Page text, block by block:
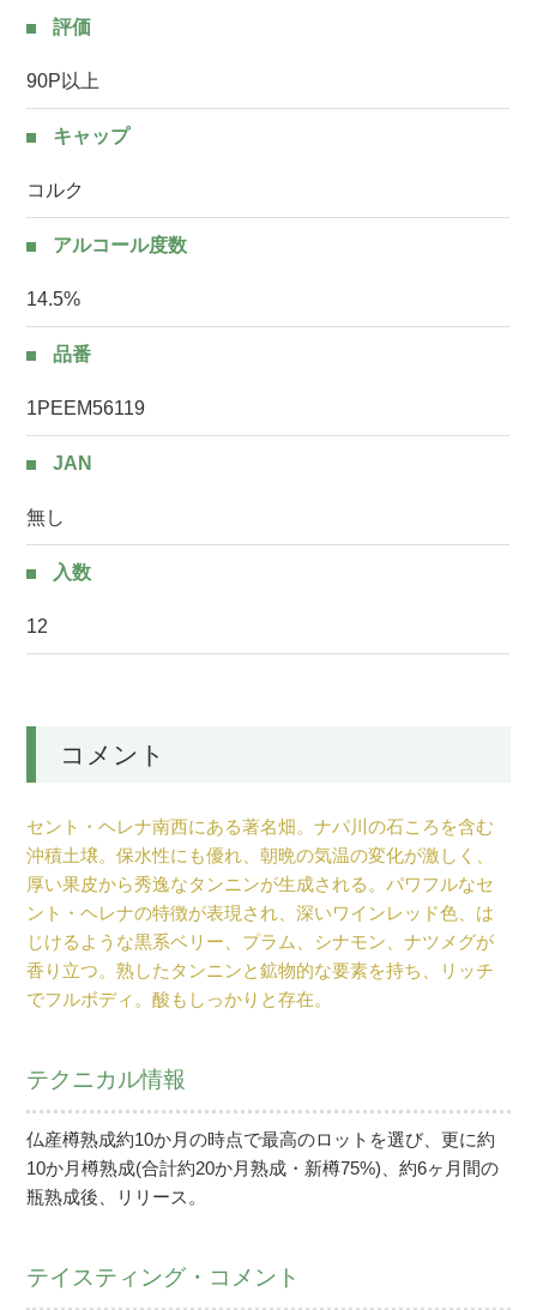
評価
90P以上
キャップ
コルク
アルコール度数
14.5%
品番
1PEEM56119
JAN
無し
入数
12
コメント
セント・ヘレナ南西にある著名畑。ナパ川の石ころを含む
沖積土壌。保水性にも優れ、朝晩の気温の変化が激しく、
厚い果皮から秀逸なタンニンが生成される。パワフルなセ
ント・ヘレナの特徴が表現され、深いワインレッド色、は
じけるような黒系ベリー、プラム、シナモン、ナツメグが
香り立つ。熟したタンニンと鉱物的な要素を持ち、リッチ
でフルボディ。酸もしっかりと存在。
テクニカル情報
仏産樽熟成約10か月の時点で最高のロットを選び、更に約
10か月樽熟成(合計約20か月熟成・新樽75%)、約6ヶ月間の
瓶熟成後、リリース。
テイスティング・コメント